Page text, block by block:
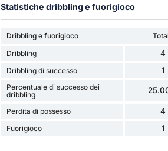
Statistiche dribbling e fuorigioco
Dribbling e fuorigioco
Dribbling
4
Dribbling di successo 1
Percentuale di successo dei
dribbling
Perdita di possesso 4
Fuorigioco 1